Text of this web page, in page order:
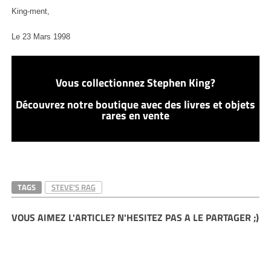
King-ment,
Le 23 Mars 1998
Vous collectionnez Stephen King?
Découvrez notre boutique avec des livres et objets
rares en vente
TAGS STEVE'S RAG
VOUS AIMEZ L'ARTICLE? N'HESITEZ PAS A LE PARTAGER ;)